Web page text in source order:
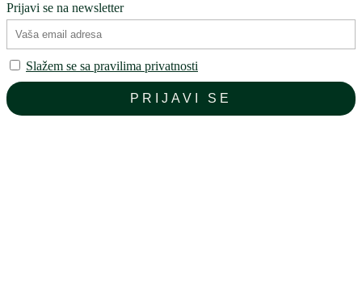
Prijavi se na newsletter
Slažem se sa pravilima privatnosti